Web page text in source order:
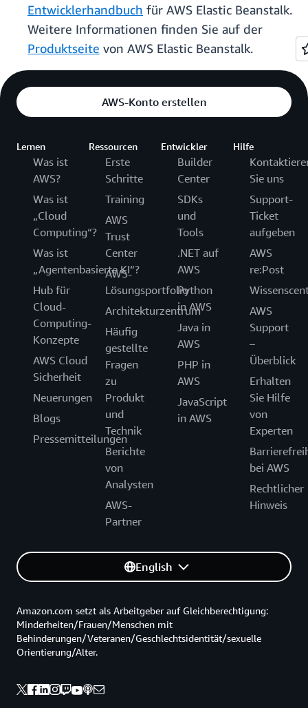
Entwicklerhandbuch für AWS Elastic Beanstalk.
Weitere Informationen finden Sie auf der
Produktseite von AWS Elastic Beanstalk.
AWS-Konto erstellen
Lernen
Was ist
AWS?
Was ist
„Cloud
Computing“?
Was ist
„Agentenbasierte KI“?
Hub für
Cloud-
Computing-
Konzepte
AWS Cloud
Sicherheit
Neuerungen
Blogs
Pressemitteilungen
Ressourcen
Erste
Schritte
Training
AWS
Trust
Center
AWS-
Lösungsportfolio
Architekturzentrum
Häufig
gestellte
Fragen
zu
Produkt
und
Technik
Berichte
von
Analysten
AWS-
Partner
Entwickler
Builder
Center
SDKs
und
Tools
.NET auf
AWS
Python
in AWS
Java in
AWS
PHP in
AWS
JavaScript
in AWS
Hilfe
Sie uns
Support-
Ticket
aufgeben
AWS
re:Post
AWS
Support
–
Überblick
Erhalten
Sie Hilfe
von
Experten
bei AWS
Rechtlicher
Hinweis
English
Amazon.com setzt als Arbeitgeber auf Gleichberechtigung:
Minderheiten/Frauen/Menschen mit
Behinderungen/Veteranen/Geschlechtsidentität/sexuelle
Orientierung/Alter.